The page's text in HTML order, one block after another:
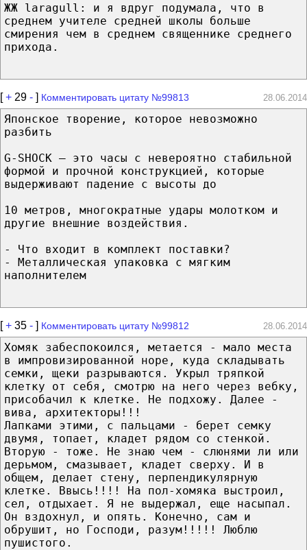
ЖЖ laragull: и я вдруг подумала, что в
среднем учителе средней школы больше
смирения чем в среднем священнике среднего
прихода.
[+ 29 - ] Комментировать цитату №99813 28.06.2014
Японское творение, которое невозможно
разбить
G-SHOCK – это часы с невероятно стабильной
формой и прочной конструкцией, которые
выдерживают падение с высоты до
10 метров, многократные удары молотком и
другие внешние воздействия.
- Что входит в комплект поставки?
- Металлическая упаковка с мягким
наполнителем
[+ 35 - ] Комментировать цитату №99812 28.06.2014
Хомяк забеспокоился, метается - мало места
в импровизированной норе, куда складывать
семки, щеки разрываются. Укрыл тряпкой
клетку от себя, смотрю на него через вебку,
присобачил к клетке. Не подхожу. Далее -
вива, архитекторы!!!
Лапками этими, с пальцами - берет семку
двумя, топает, кладет рядом со стенкой.
Вторую - тоже. Не знаю чем - слюнями ли или
дерьмом, смазывает, кладет сверху. И в
общем, делает стену, перпендикулярную
клетке. Ввысь!!!! На пол-хомяка выстроил,
сел, отдыхает. Я не выдержал, еще насыпал.
Он вздохнул, и опять. Конечно, сам и
обрушит, но Господи, разум!!!!! Люблю
пушистого.